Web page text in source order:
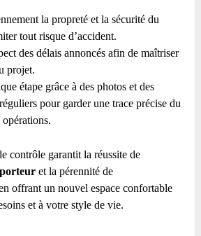
la propreté et la sécurité du
tout risque d’accident.
des délais annoncés afin de maîtriser
projet.
étape grâce à des photos et des
pour garder une trace précise du
contrôle garantit la réussite de
et la pérennité de
offrant un nouvel espace confortable
et à votre style de vie.